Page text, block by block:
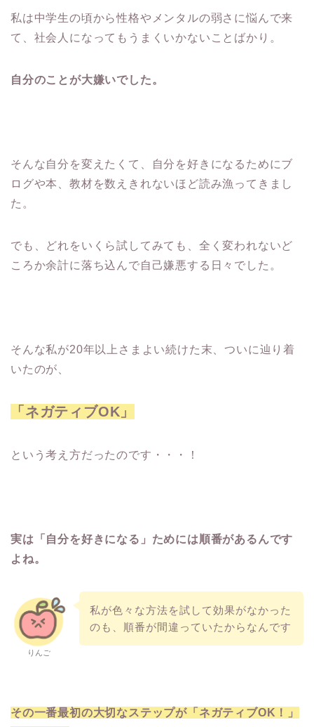
私は中学生の頃から性格やメンタルの弱さに悩んで来
て、社会人になってもうまくいかないことばかり。
自分のことが大嫌いでした。
そんな自分を変えたくて、自分を好きになるためにブ
ログや本、教材を数えきれないほど読み漁ってきまし
た。
でも、どれをいくら試してみても、全く変われないど
ころか余計に落ち込んで自己嫌悪する日々でした。
そんな私が20年以上さまよい続けた末、ついに辿り着
いたのが、
「ネガティブOK」
という考え方だったのです・・・！
実は「自分を好きになる」ためには順番があるんです
よね。
りんご
私が色々な方法を試して効果がなかった
のも、順番が間違っていたからなんです
その一番最初の大切なステップが「ネガティブOK！」